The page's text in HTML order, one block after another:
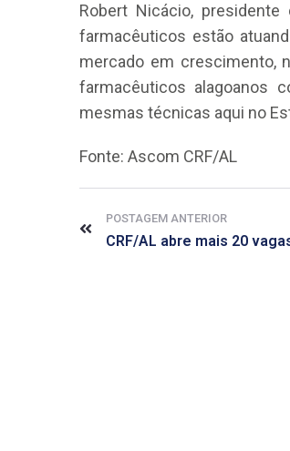
Robert Nicácio,
farmacêuticos estão
mercado em crescimento,
farmacêuticos alagoanos
mesmas técnicas aqui no
Fonte: Ascom CRF/AL
POSTAGEM ANTERIOR